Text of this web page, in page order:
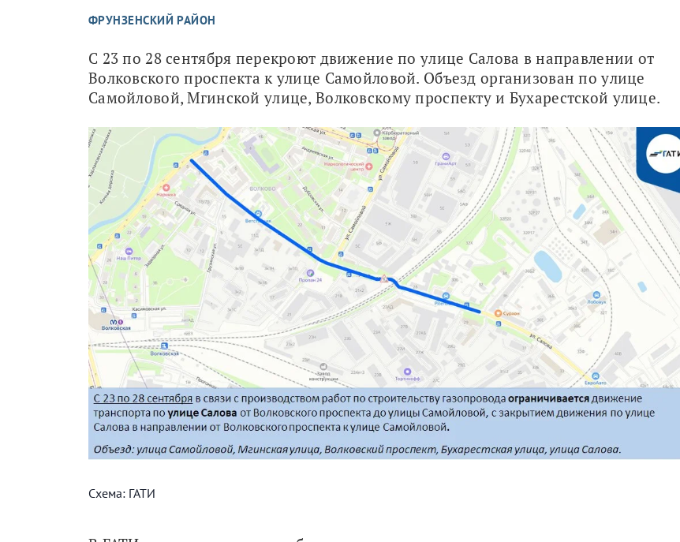
ФРУНЗЕНСКИЙ РАЙОН
С 23 по 28 сентября перекроют движение по улице Салова в направлении от
Волковского проспекта к улице Самойловой. Объезд организован по улице
Самойловой, Мгинской улице, Волковскому проспекту и Бухарестской улице.
Схема: ГАТИ